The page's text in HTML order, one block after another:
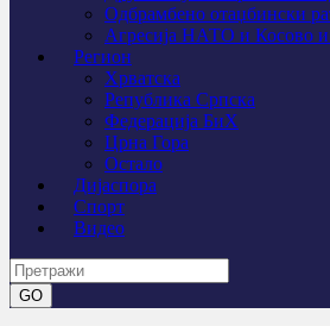
Одбрамбено отаџбински
Агресија НАТО и Косово и
Регион
Хрватска
Република Српска
Федерација БиХ
Црна Гора
Остало
Дијаспора
Спорт
Видео